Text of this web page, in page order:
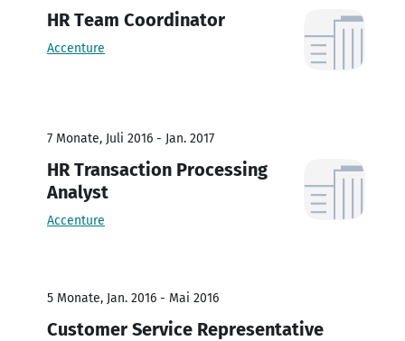
HR Team Coordinator
Accenture
7 Monate, Juli 2016 - Jan. 2017
HR Transaction Processing
Analyst
Accenture
5 Monate, Jan. 2016 - Mai 2016
Customer Service Representative